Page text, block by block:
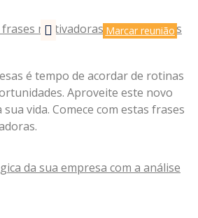
Marcar reunião
frases motivadoras e inspiradoras
é tempo de acordar de rotinas
Aproveite este novo
vida. Comece com estas frases
da sua empresa com a análise